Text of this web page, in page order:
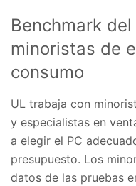
Benchmark
minoristas de
consumo
UL trabaja con
y especialistas en
a elegir el PC
presupuesto. Los
datos de las pruebas